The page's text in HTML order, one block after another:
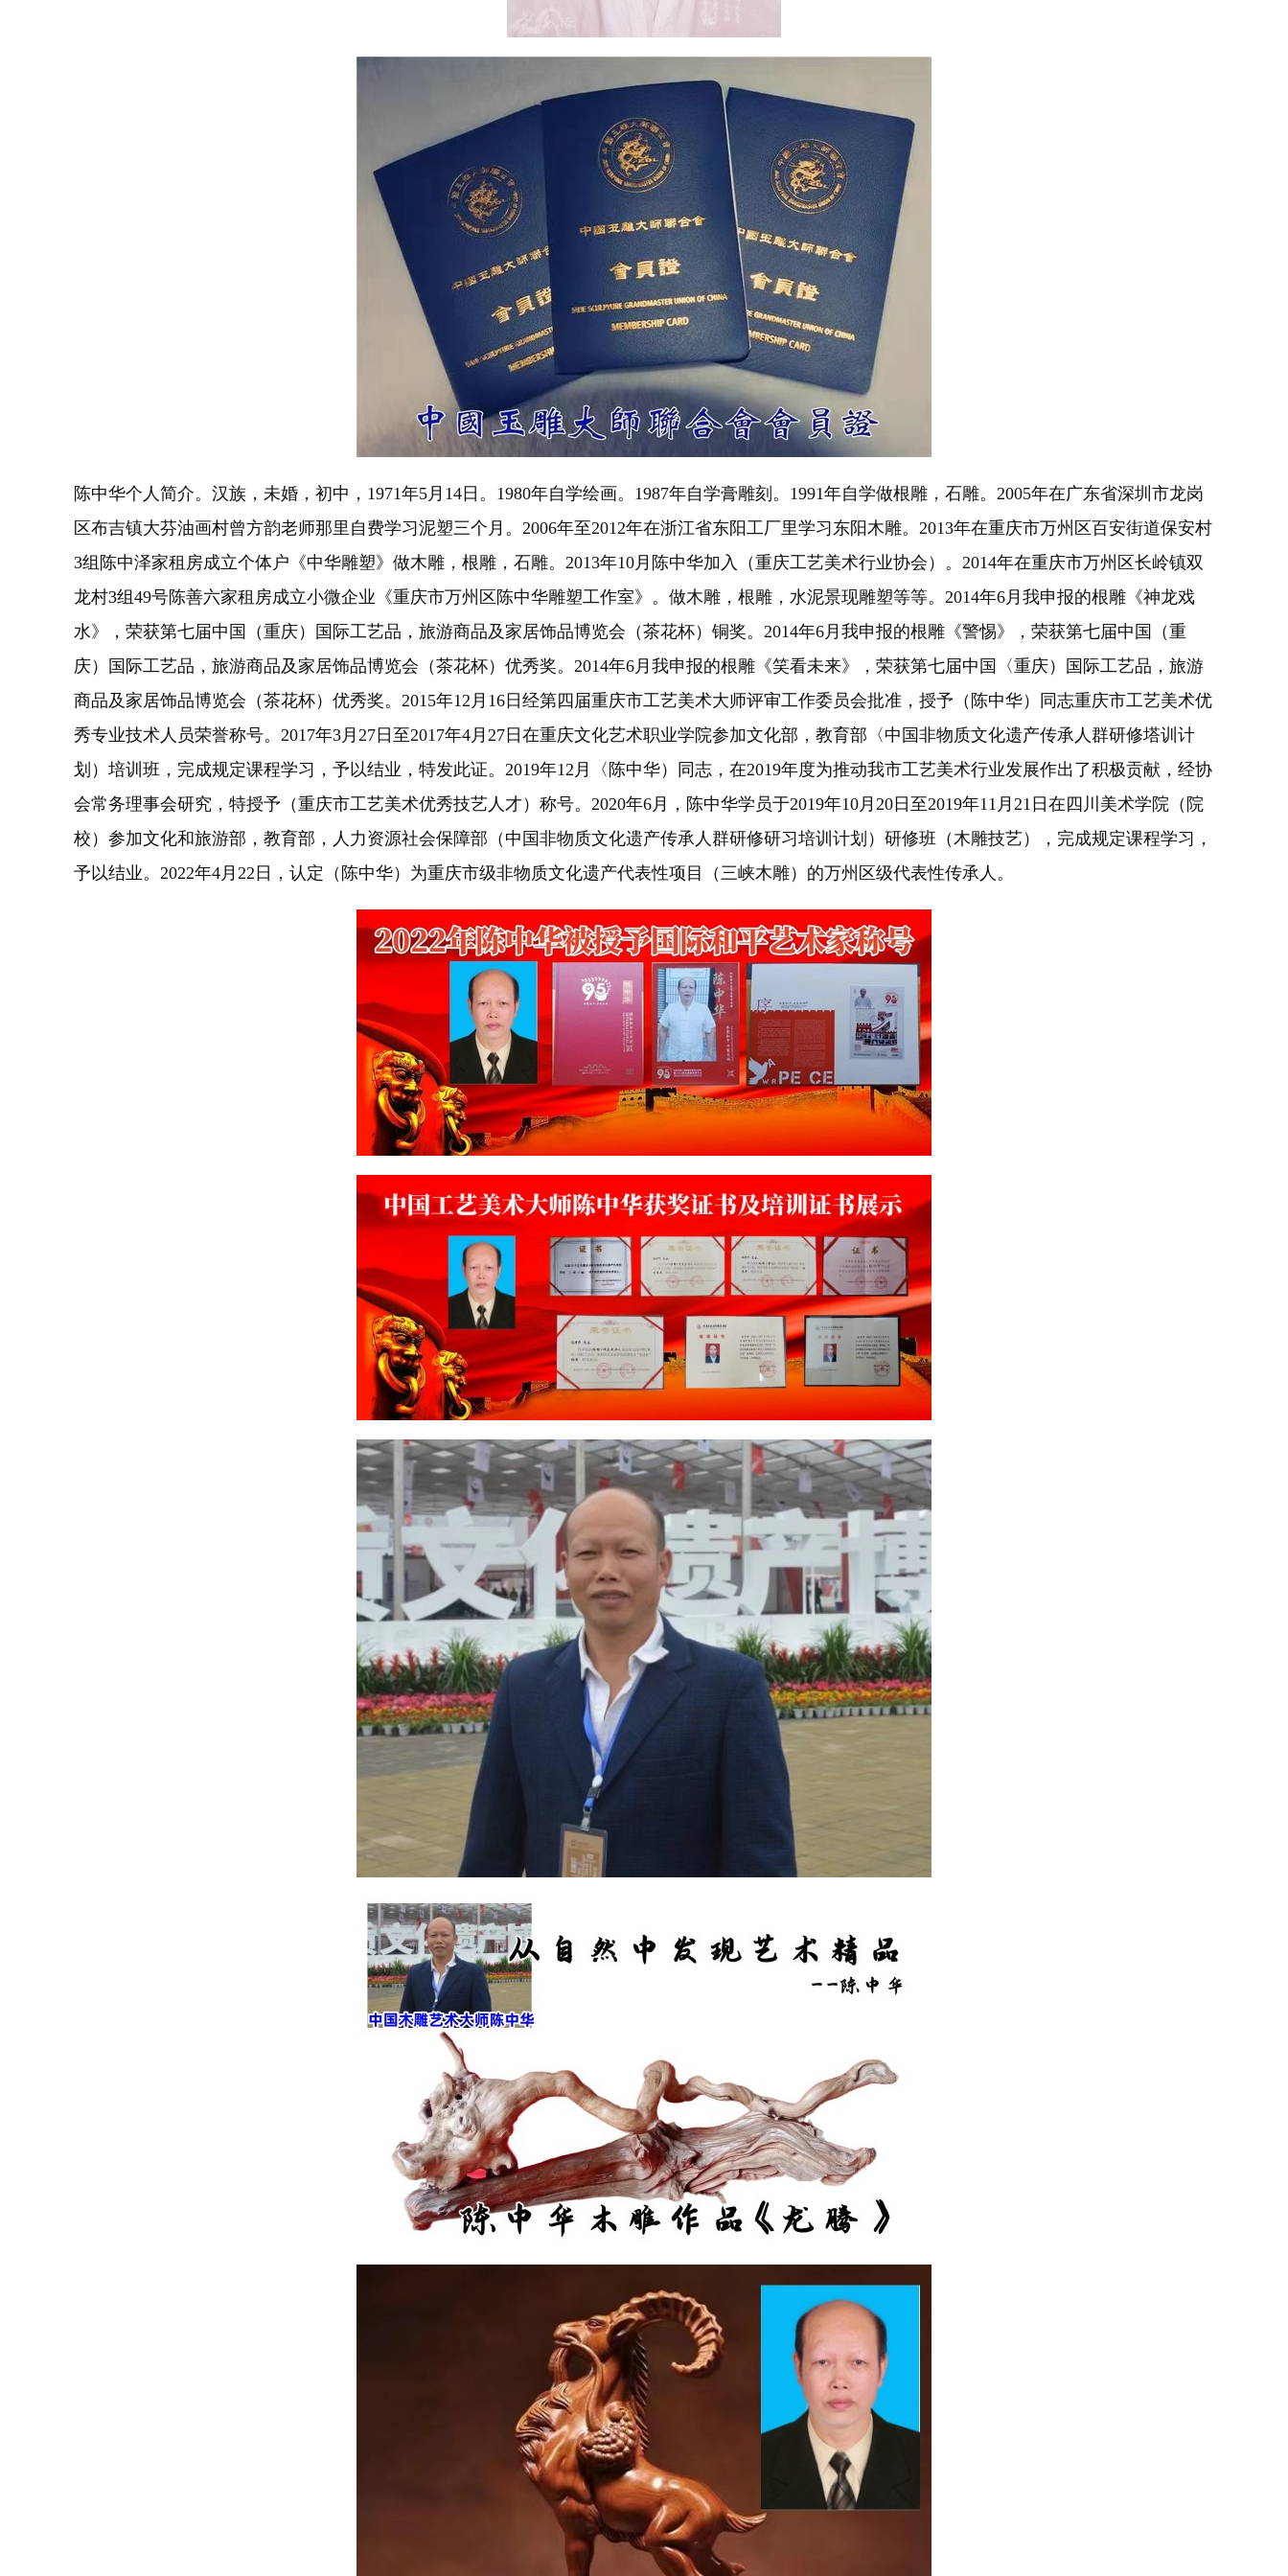
陈中华个人简介。汉族，未婚，初中，1971年5月14日。1980年自学绘画。1987年自学膏雕刻。1991年自学做根雕，石雕。2005年在广东省深圳市龙岗
区布吉镇大芬油画村曾方韵老师那里自费学习泥塑三个月。2006年至2012年在浙江省东阳工厂里学习东阳木雕。2013年在重庆市万州区百安街道保安村
3组陈中泽家租房成立个体户《中华雕塑》做木雕，根雕，石雕。2013年10月陈中华加入（重庆工艺美术行业协会）。2014年在重庆市万州区长岭镇双
龙村3组49号陈善六家租房成立小微企业《重庆市万州区陈中华雕塑工作室》。做木雕，根雕，水泥景现雕塑等等。2014年6月我申报的根雕《神龙戏
水》，荣获第七届中国（重庆）国际工艺品，旅游商品及家居饰品博览会（茶花杯）铜奖。2014年6月我申报的根雕《警惕》，荣获第七届中国（重
庆）国际工艺品，旅游商品及家居饰品博览会（茶花杯）优秀奖。2014年6月我申报的根雕《笑看未来》，荣获第七届中国〈重庆）国际工艺品，旅游
商品及家居饰品博览会（茶花杯）优秀奖。2015年12月16日经第四届重庆市工艺美术大师评审工作委员会批准，授予（陈中华）同志重庆市工艺美术优
秀专业技术人员荣誉称号。2017年3月27日至2017年4月27日在重庆文化艺术职业学院参加文化部，教育部〈中国非物质文化遗产传承人群研修塔训计
划）培训班，完成规定课程学习，予以结业，特发此证。2019年12月〈陈中华）同志，在2019年度为推动我市工艺美术行业发展作出了积极贡献，经协
会常务理事会研究，特授予（重庆市工艺美术优秀技艺人才）称号。2020年6月，陈中华学员于2019年10月20日至2019年11月21日在四川美术学院（院
校）参加文化和旅游部，教育部，人力资源社会保障部（中国非物质文化遗产传承人群研修研习培训计划）研修班（木雕技艺），完成规定课程学习，
予以结业。2022年4月22日，认定（陈中华）为重庆市级非物质文化遗产代表性项目（三峡木雕）的万州区级代表性传承人。